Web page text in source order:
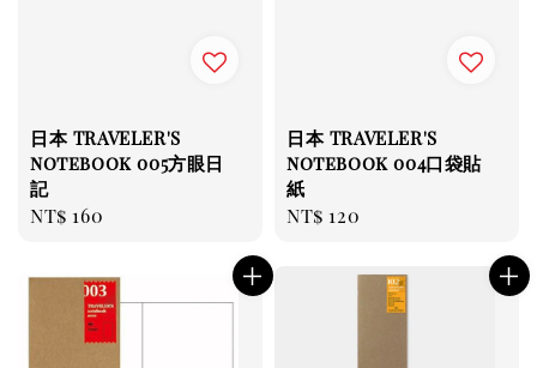
日本 TRAVELER'S
notebook 005方眼日
記
Regular
NT$ 160
日本 TRAVELER'S
notebook 004口袋貼
紙
Regular
NT$ 120